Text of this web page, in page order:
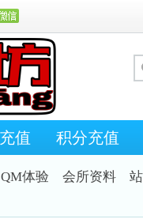
值 积分充值
QM体验 会所资料